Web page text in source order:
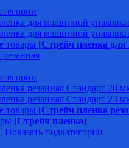
для машинной
для машинной
товары [Стрейч пленка
резанная Стандарт 20
резанная Стандарт 23
товары [Стрейч пленка
[Стрейч пленка]
Показать подкатегории